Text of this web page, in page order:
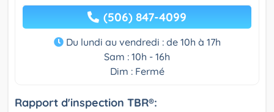
(506) 847-4099
Du lundi au vendredi : de 10h à 17h
Sam : 10h - 16h
Dim : Fermé
Rapport d'inspection TBR®: